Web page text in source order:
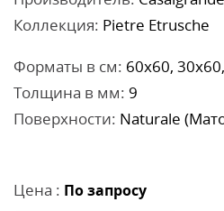
Коллекция: Pietre Etrusche
Форматы в см: 60x60,
Толщина в мм: 9
Поверхности: Naturale
Цена : По запросу